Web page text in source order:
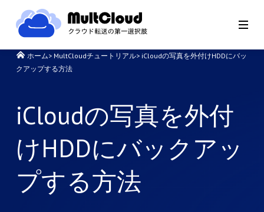
ホーム> MultCloudチュートリアル> iCloudの写真を外付けHDDにバッ
クアップする方法
iCloudの写真を外付
けHDDにバックアッ
プする方法